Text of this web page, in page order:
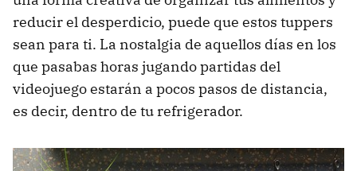
reducir el desperdicio, puede que estos tuppers
sean para ti. La nostalgia de aquellos días en los
que pasabas horas jugando partidas del
videojuego estarán a pocos pasos de distancia,
es decir, dentro de tu refrigerador.